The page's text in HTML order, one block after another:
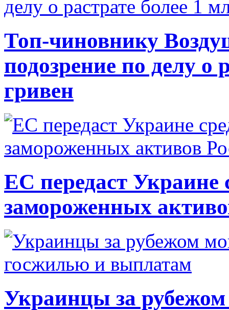
Топ-чиновнику
подозрение по делу о
гривен
ЕС передаст Украине
замороженных
Украинцы за рубежом